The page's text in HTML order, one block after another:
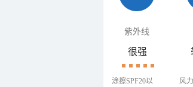
紫外线
很强
涂擦SPF20以
风